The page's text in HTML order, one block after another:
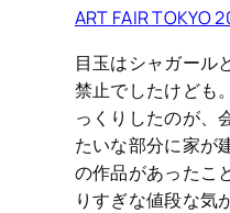
ART FAIR TOKYO
目玉はシャガール
禁止でしたけども
っくりしたのが、
たいな部分に家が
の作品があったこ
りすぎな値段な気